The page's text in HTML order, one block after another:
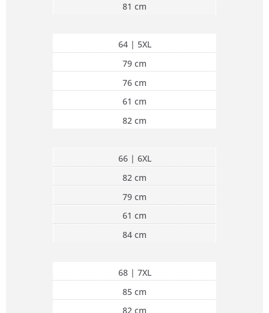
81 cm
64 | 5XL
79 cm
76 cm
61 cm
82 cm
66 | 6XL
82 cm
79 cm
61 cm
84 cm
68 | 7XL
85 cm
82 cm